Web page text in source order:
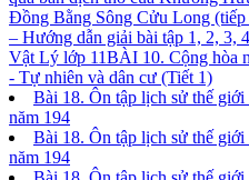
Đồng Bằng Sông Cửu Long (tiếp
– Hướng dẫn giải bài tập 1, 2, 3,
Vật Lý lớp 11BÀI 10. Cộng hòa
- Tự nhiên và dân cư (Tiết 1)
Bài 18. Ôn tập lịch sử thế
năm 194
Bài 18. Ôn tập lịch sử thế
năm 194